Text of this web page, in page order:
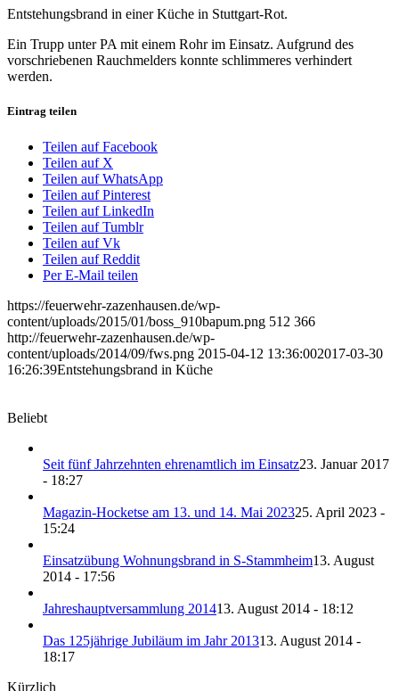
Entstehungsbrand in einer Küche in Stuttgart-Rot.
Ein Trupp unter PA mit einem Rohr im Einsatz. Aufgrund des
vorschriebenen Rauchmelders konnte schlimmeres verhindert
werden.
Eintrag teilen
Teilen auf Facebook
Teilen auf X
Teilen auf WhatsApp
Teilen auf Pinterest
Teilen auf LinkedIn
Teilen auf Tumblr
Teilen auf Vk
Teilen auf Reddit
Per E-Mail teilen
https://feuerwehr-zazenhausen.de/wp-
content/uploads/2015/01/boss_910bapum.png 512 366
http://feuerwehr-zazenhausen.de/wp-
content/uploads/2014/09/fws.png 2015-04-12 13:36:002017-03-30
16:26:39Entstehungsbrand in Küche
Beliebt
Seit fünf Jahrzehnten ehrenamtlich im Einsatz23. Januar 2017
- 18:27
Magazin-Hocketse am 13. und 14. Mai 202325. April 2023 -
15:24
Einsatzübung Wohnungsbrand in S-Stammheim13. August
2014 - 17:56
Jahreshauptversammlung 201413. August 2014 - 18:12
Das 125jährige Jubiläum im Jahr 201313. August 2014 -
18:17
Kürzlich